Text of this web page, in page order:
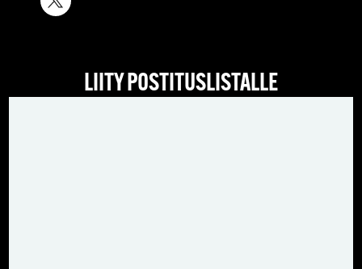
LIITY POSTITUSLISTALLE